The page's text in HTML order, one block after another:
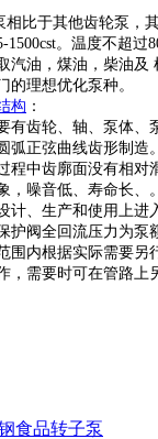
相比于其他齿轮泵，
1500cst。温度不超
汽油，煤油，柴油及
的理想优化泵种。
构 ：
有齿轮、轴、泵体、
弧正弦曲线齿形制造
程中齿廓面没有相对
，噪音低、寿命长、
计、生产和使用上进
护阀全回流压力为泵
围内根据实际需要另
，需要时可在管路上
食品转子泵